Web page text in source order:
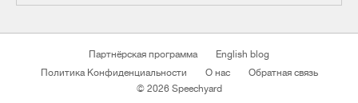
Партнёрская программа
English blog
Политика Конфиденциальности
О нас
Обратная связь
© 2026 Speechyard